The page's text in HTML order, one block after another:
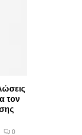
τον
0